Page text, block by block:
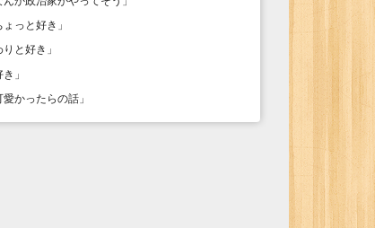
ょっと好き 」
りと好き 」
き 」
愛かったらの話 」